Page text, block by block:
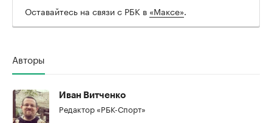
00:00 / 00:00
Оставайтесь на связи с РБК в «Максе».
Авторы
Иван Витченко
Редактор «РБК-Спорт»